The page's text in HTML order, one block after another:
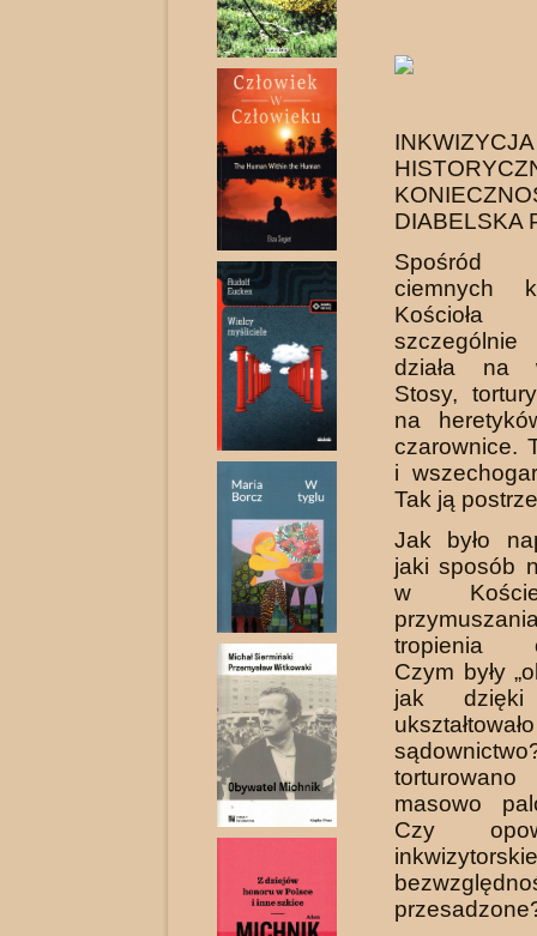
DIABELSKA
Spośród
ciemnych
Kościoła
działa na
Stosy,
na
czarownice.
i
Tak ją
Jak było
jaki sposób
w
tropienia
Czym były
jak dzięki
masowo
Czy